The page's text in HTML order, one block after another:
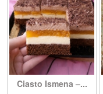
Ciasto Ismena –...